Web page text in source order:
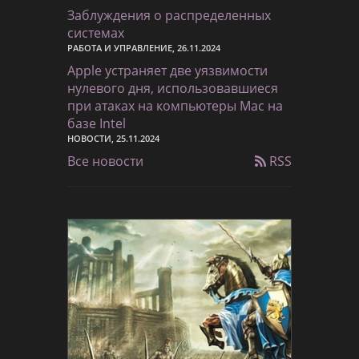
Заблуждения о распределенных
системах
РАБОТА И УПРАВЛЕНИЕ, 26.11.2024
Apple устраняет две уязвимости
нулевого дня, использовавшиеся
при атаках на компьютеры Mac на
базе Intel
НОВОСТИ, 25.11.2024
Все новости RSS